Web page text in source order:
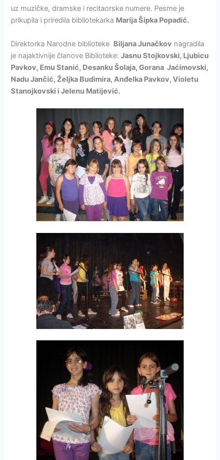
uz muzičke, dramske i recitaorske numere. Pesme je
prikupila i priredila bibliotekarka Marija Šipka Popadić.
Direktorka Narodne biblioteke Biljana Junačkov nagradila
je najaktivnije članove Biblioteke:Jasnu Stojkovski, Ljubicu
Pavkov, Emu Stanić, Desanku Šolaja, Gorana Jaćimovski,
Nadu Jančić, Željka Budimira, Anđelka Pavkov, Violetu
Stanojkovski i Jelenu Matijević.